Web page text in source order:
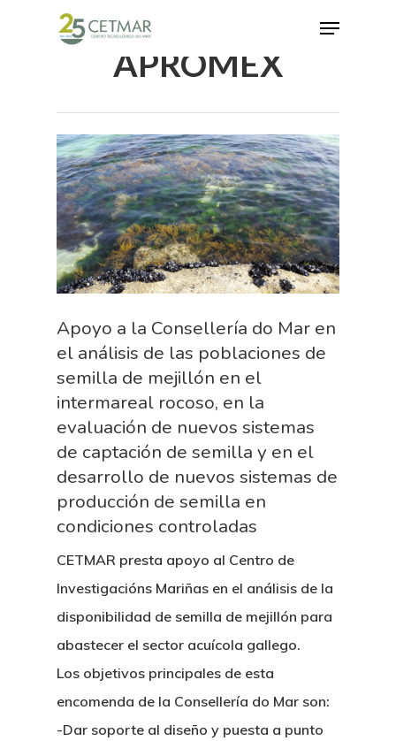
Hit enter to search or ESC to close
APROMEX
Apoyo a la Consellería do Mar en
el análisis de las poblaciones de
semilla de mejillón en el
intermareal rocoso, en la
evaluación de nuevos sistemas
de captación de semilla y en el
desarrollo de nuevos sistemas de
producción de semilla en
condiciones controladas
CETMAR presta apoyo al Centro de
Investigacións Mariñas en el análisis de la
disponibilidad de semilla de mejillón para
abastecer el sector acuícola gallego.
Los objetivos principales de esta
encomenda de la Consellería do Mar son:
-Dar soporte al diseño y puesta a punto